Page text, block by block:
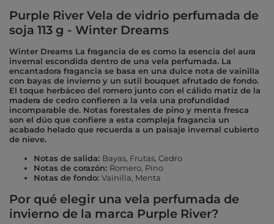
Purple River Vela de vidrio perfumada de
soja 113 g - Winter Dreams
Winter Dreams La fragancia de es como la esencia del aura
invernal escondida dentro de una vela perfumada. La
encantadora fragancia se basa en una dulce nota de vainilla
con bayas de invierno y un sutil bouquet afrutado de fondo.
El toque herbáceo del romero junto con el cálido matiz de la
madera de cedro confieren a la vela una profundidad
incomparable de. Notas forestales de pino y menta fresca
son el dúo que confiere a esta compleja fragancia un
acabado helado que recuerda a un paisaje invernal cubierto
de nieve.
Notas de salida: Bayas, Frutas, Cedro
Notas de corazón: Romero, Pino
Notas de fondo: Vainilla, Menta
Por qué elegir una vela perfumada de
invierno de la marca Purple River?